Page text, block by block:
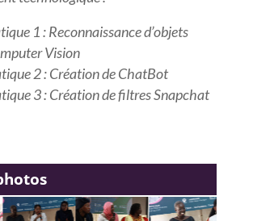
1 : Reconnaissance d’objets
Vision
2 : Création de ChatBot
3 : Création de filtres Snapchat